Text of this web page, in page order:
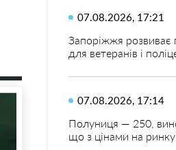
07.08.2026, 17:21
Запоріжжя розвиває
для ветеранів і
07.08.2026, 17:14
Полуниця — 250,
що з цінами на